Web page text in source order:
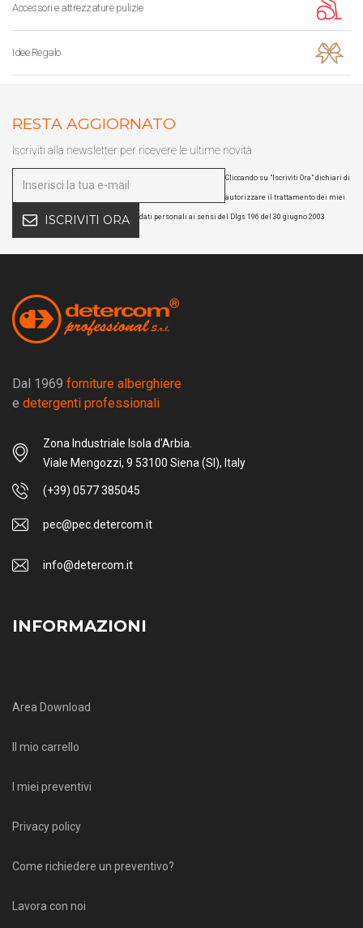
Accessori e attrezzature pulizie
Idee Regalo
RESTA AGGIORNATO
Iscriviti alla newsletter per ricevere le ultime novità
ISCRIVITI ORA
Cliccando su "Iscriviti Ora" dichiari di
autorizzare il trattamento dei miei
dati personali ai sensi del Dlgs 196 del 30 giugno 2003
Dal 1969 forniture alberghiere
e detergenti professionali
Zona Industriale Isola d'Arbia.
Viale Mengozzi, 9 53100 Siena (SI), Italy
(+39) 0577 385045
pec@pec.detercom.it
info@detercom.it
INFORMAZIONI
Area Download
Il mio carrello
I miei preventivi
Privacy policy
Come richiedere un preventivo?
Lavora con noi